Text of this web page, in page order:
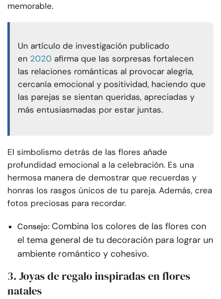
memorable.
Un artículo de investigación publicado
en 2020 afirma que las sorpresas fortalecen
las relaciones románticas al provocar alegría,
cercanía emocional y positividad, haciendo que
las parejas se sientan queridas, apreciadas y
más entusiasmadas por estar juntas.
El simbolismo detrás de las flores añade
profundidad emocional a la celebración. Es una
hermosa manera de demostrar que recuerdas y
honras los rasgos únicos de tu pareja. Además, crea
fotos preciosas para recordar.
Consejo: Combina los colores de las flores con
el tema general de tu decoración para lograr un
ambiente romántico y cohesivo.
3. Joyas de regalo inspiradas en flores
natales